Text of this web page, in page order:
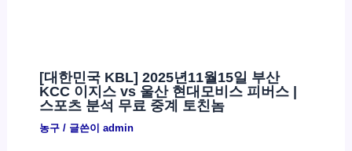
[대한민국 KBL] 2025년11월15일 부산
KCC 이지스 vs 울산 현대모비스 피버스 |
스포츠 분석 무료 중계 토친놈
농구/ 글쓴이 admin